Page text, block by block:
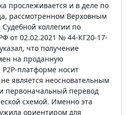
прослеживается и в деле по
рассмотренном Верховным
коллегии по
от 02.02.2021 № 44-КГ20-17-
что получение
на проданную
P2P-платформе носит
является неосновательным
первоначальный перевод
схемой. Именно эта
ориентиром для